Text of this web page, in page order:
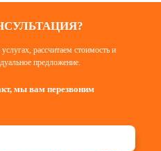
рассчитаем стоимость и
предложение.
мы вам перезвоним